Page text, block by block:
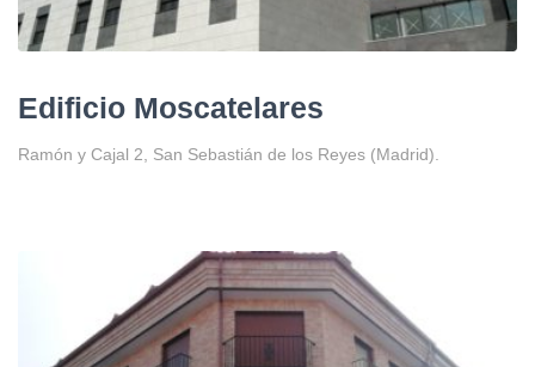
Edificio Moscatelares
Ramón y Cajal 2, San Sebastián de los Reyes (Madrid).